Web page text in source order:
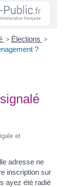
> Élections >
?
et
adresse ne
inscription sur
ayez été radié